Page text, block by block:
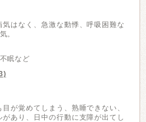
はなく、急激な動悸、呼吸困難な
。
眠など
が覚めてしまう、熟睡できない、
あり、日中の行動に支障が出てし